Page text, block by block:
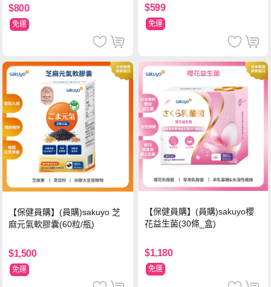
$800
免運
$599
免運
【保健員購】(員購)sakuyo 芝
麻元氣軟膠囊(60粒/瓶)
$1,500
免運
【保健員購】(員購)sakuyo櫻
花益生菌(30條_盒)
$1,180
免運